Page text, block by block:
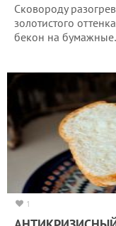
Сковороду
золотистого
бекон на
1